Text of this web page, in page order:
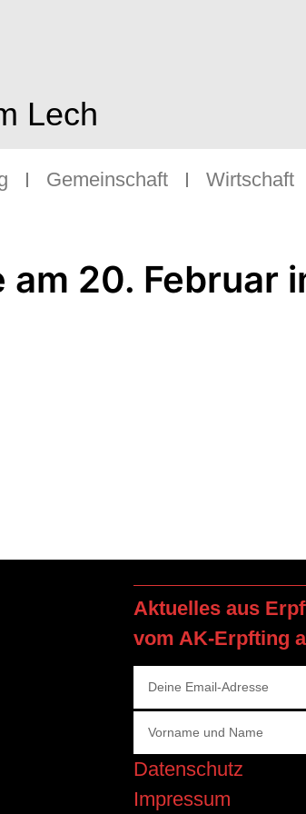
Lech
Gemeinschaft Wirtschaft
20. Februar
Aktuelles aus
vom AK-Erpfting
Datenschutz
Impressum